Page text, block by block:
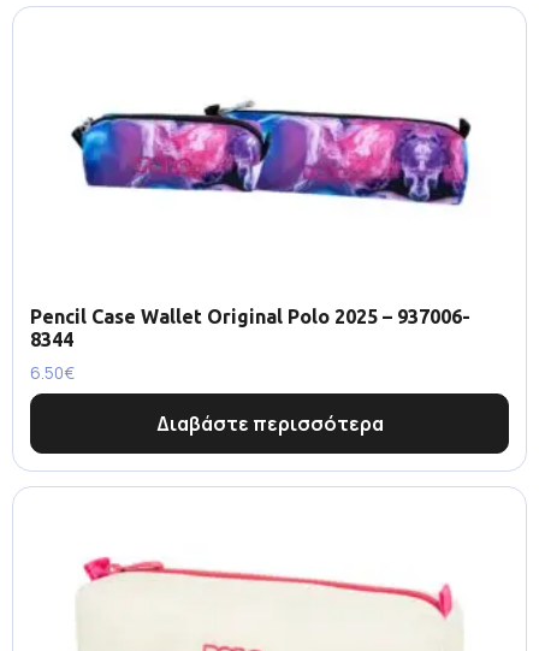
Pencil Case Wallet Original Polo 2025 – 937006-
8344
6.50€
Διαβάστε περισσότερα